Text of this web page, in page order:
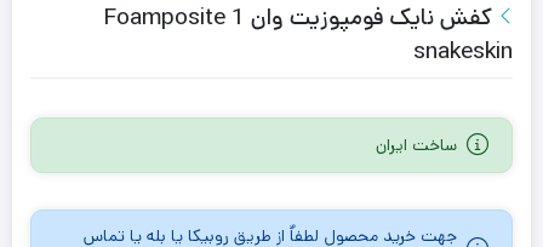
کفش نایک فومپوزیت وان Foamposite 1
snakeskin
ساخت ایران
جهت خرید محصول لطفاٌ از طریق روبیکا یا بله یا تماس